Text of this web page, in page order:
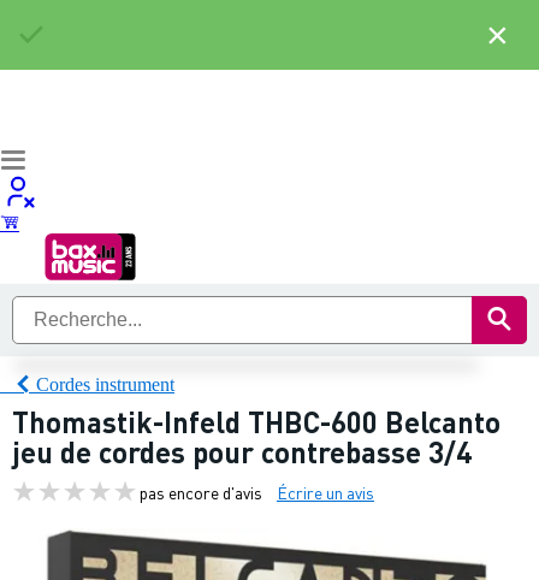
Cordes instrument
Thomastik-Infeld THBC-600 Belcanto
jeu de cordes pour contrebasse 3/4
pas encore d'avis Écrire un avis
×